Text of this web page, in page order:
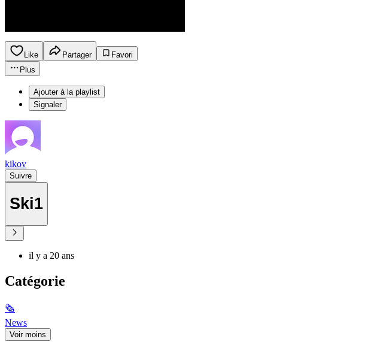
Like Partager
Favori
Plus
Ajouter à la playlist
Signaler
kikov
Suivre
Ski1
il y a 20 ans
Catégorie
🗞
News
Voir moins